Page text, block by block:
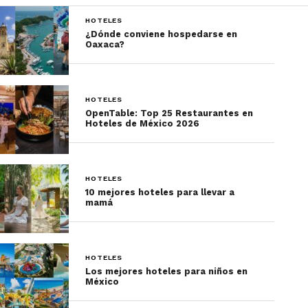
HOTELES
¿Dónde conviene hospedarse en
Oaxaca?
HOTELES
OpenTable: Top 25 Restaurantes en
Hoteles de México 2026
HOTELES
10 mejores hoteles para llevar a
mamá
HOTELES
Los mejores hoteles para niños en
México